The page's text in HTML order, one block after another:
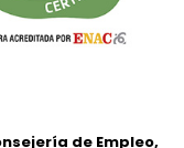
de Empleo,